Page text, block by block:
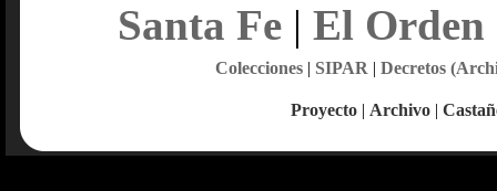
Santa Fe| El Orden
Colecciones| SIPAR | Decretos
Proyecto | Archivo |